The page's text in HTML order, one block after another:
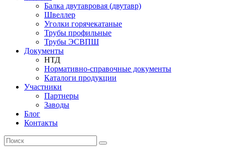
Балка двутавровая (двутавр)
Швеллер
Уголки горячекатаные
Трубы профильные
Трубы ЭСВПШ
Документы
НТД
Нормативно-справочные документы
Каталоги продукции
Участники
Партнеры
Заводы
Блог
Контакты